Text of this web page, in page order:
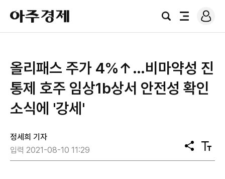
아
주
경
검
전
로
그
올리패스 주가 4%↑…비마약성 진
통제 호주 임상1b상서 안전성 확인
소식에 '강세'
정세희 기자
입력 2021-08-10 11:29
공
유
텍
스